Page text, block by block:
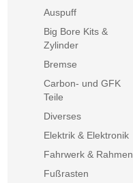
Auspuff
Big Bore Kits &
Zylinder
Bremse
Carbon- und GFK
Teile
Diverses
Elektrik & Elektronik
Fahrwerk & Rahmen
Fußrasten